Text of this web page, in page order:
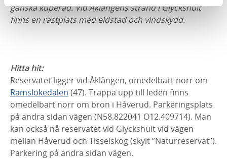
ganska kuperad. Vid Åklångens strand i Glyckshult
finns en rastplats med eldstad och vindskydd.
Hitta hit:
Reservatet ligger vid Åklången, omedelbart norr om
Ramslökedalen (47). Trappa upp till leden finns
omedelbart norr om bron i Håverud. Parkeringsplats
på andra sidan vägen (N58.822041 O12.409714). Man
kan också nå reservatet vid Glyckshult vid vägen
mellan Håverud och Tisselskog (skylt ”Naturreservat”).
Parkering på andra sidan vägen.